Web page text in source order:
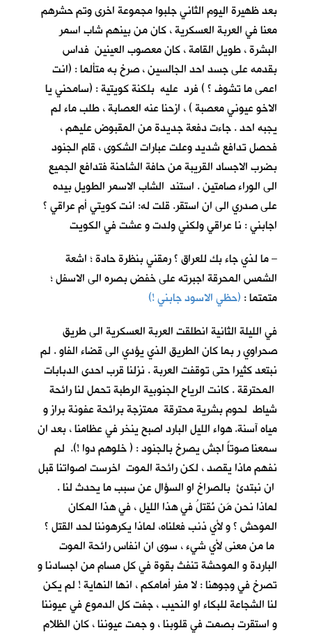
بعد ظهيرة اليوم الثاني جلبوا مجموعة اخرى وتم حشرهم
معنا في العربة العسكرية ، كان من بينهم شاب اسمر
البشرة ، طويل القامة ، كان معصوب العينين فداس
بقدمه على جسد احد الجالسين ، صرخ به متألما : (انت
اعمى ما تشوف ؟ ) فرد عليه بلكنة كويتية : (سامحني يا
الاخو عيوني معصبة ) ، ازحنا عنه العصابة ، طلب ماء لم
يجبه احد . جاءت دفعة جديدة من المقبوض عليهم ،
فحصل تدافع شديد وعلت عبارات الشكوى ، قام الجنود
بضرب الاجساد القريبة من حافة الشاحنة فتدافع الجميع
الى الوراء صامتين . استند الشاب الاسمر الطويل بيده
على صدري الى ان استقر. قلت له: انت كويتي أم عراقي ؟
اجابني : نا عراقي ولكني ولدت و عشت في الكويت
– ما لذي جاء بك للعراق ؟ رمقني بنظرة حادة ؛ اشعة
الشمس المحرقة اجبرته على خفض بصره الى الاسفل ؛
متمتما : (حظي الاسود جابني !)
في الليلة الثانية انطلقت العربة العسكرية الى طريق
صحراوي ر بما كان الطريق الذي يؤدي الى قضاء الفاو . لم
نبتعد كثيرا حتى توقفت العربة . نزلنا قرب احدى الدبابات
المحترقة . كانت الرياح الجنوبية الرطبة تحمل لنا رائحة
شياط لحوم بشرية محترقة ممتزجة برائحة عفونة براز و
مياه آسنة. هواء الليل البارد اصبح ينخر في عظامنا ، بعد ان
سمعنا صوتاً اجش يصرخ بالجنود : ( خلوهم دوا !). لم
نفهم ماذا يقصد ، لكن رائحة الموت اخرست اصواتنا قبل
ان نبتدئ بالصراخ او السؤال عن سبب ما يحدث لنا .
لماذا نحن مَن نُقتلُ في هذا الليل ، في هذا المكان
الموحش ؟ و لأي ذنب فعلناه، لماذا يكرهوننا لحد القتل ؟
ما من معنى لأي شيء ، سوى ان انفاس رائحة الموت
الباردة و الموحشة تنفث بقوة في كل مسام من اجسادنا و
تصرخ في وجوهنا : لا مفر أمامكم ، انها النهاية ! لم يكن
لنا الشجاعة للبكاء او النحيب ، جفت كل الدموع في عيوننا
و استقرت بصمت في قلوبنا ، و جمت عيوننا ، كان الظلام